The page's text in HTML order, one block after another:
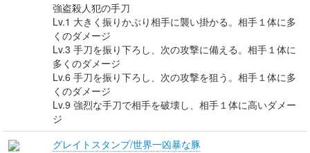
強盗殺人犯の手刀
Lv.1 大きく振りかぶり相手に襲い掛かる。相手１体に多
くのダメージ
Lv.3 手刀を振り下ろし、次の攻撃に備える。相手１体に
多くのダメージ
Lv.6 手刀を振り下ろし、次の攻撃を狙う。相手１体に多
くのダメージ
Lv.9 強烈な手刀で相手を破壊し、相手１体に高いダメー
ジ
グレイトスタンプ/世界一凶暴な豚